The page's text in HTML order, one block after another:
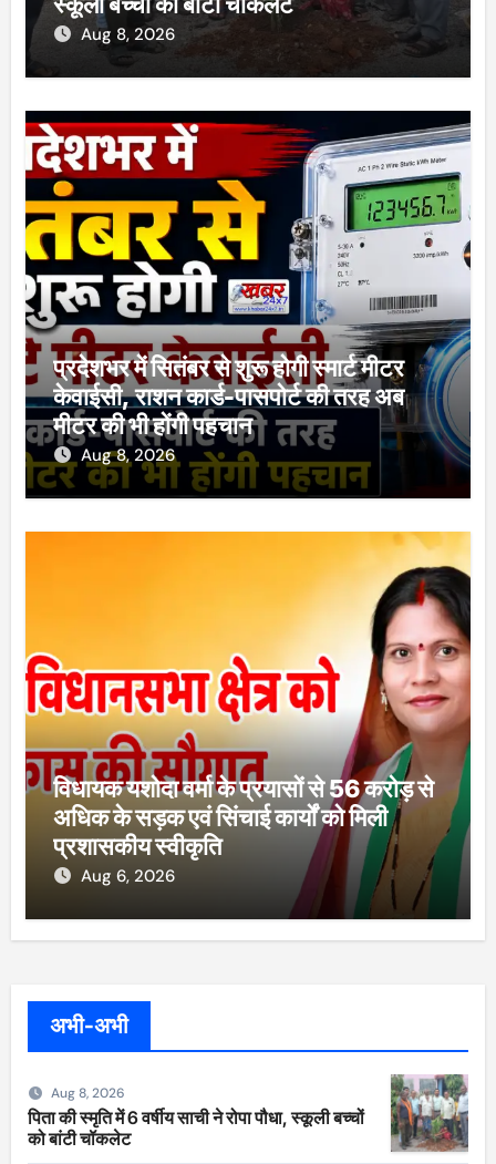
Aug 8, 2026
प्रदेशभर में सितंबर से शुरू होगी स्मार्ट मीटर
केवाईसी, राशन कार्ड-पासपोर्ट की तरह अब
मीटर की भी होंगी पहचान
Aug 8, 2026
विधायक यशोदा वर्मा के प्रयासों से 56 करोड़ से
अधिक के सड़क एवं सिंचाई कार्यों को मिली
प्रशासकीय स्वीकृति
Aug 6, 2026
अभी-अभी
Aug 8, 2026
पिता की स्मृति में 6 वर्षीय साची ने रोपा पौधा, स्कूली बच्चों
को बांटी चॉकलेट